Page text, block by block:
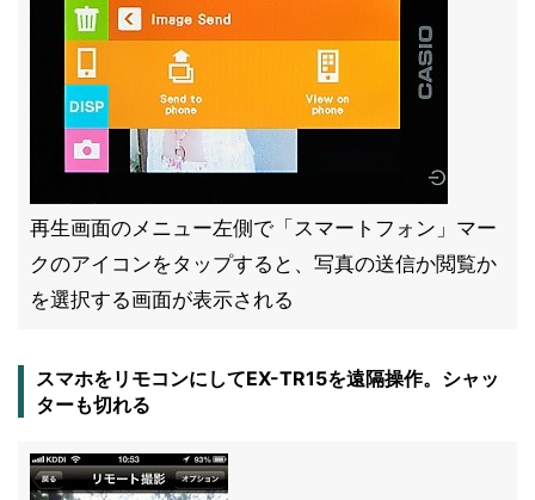
再生画面のメニュー左側で「スマートフォン」マー
クのアイコンをタップすると、写真の送信か閲覧か
を選択する画面が表示される
スマホをリモコンにしてEX-TR15を遠隔操作。シャッ
ターも切れる